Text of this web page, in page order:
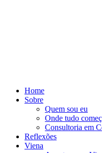
Home
Sobre
Quem sou eu
Onde tudo
Consultoria em
Reflexões
Viena